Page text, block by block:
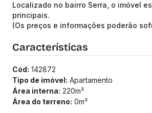
Localizado no bairro Serra, o imóvel
principais.
(Os preços e informações poderão
Características
Cód: 142872
Tipo de imóvel: Apartamento
Área interna: 220m²
Área do terreno: 0m²